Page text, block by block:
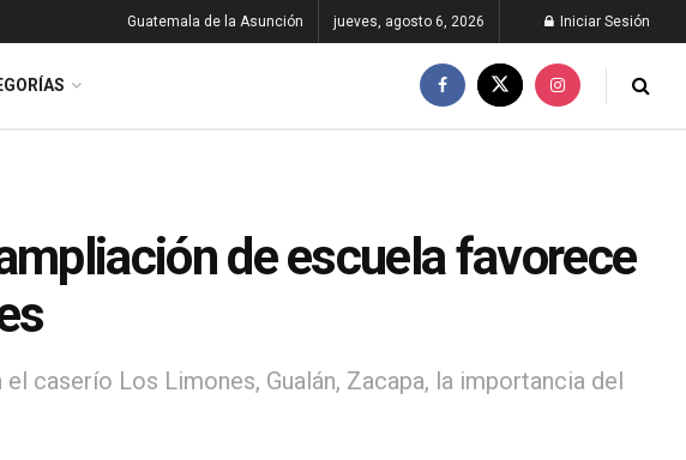
Guatemala de la Asunción jueves, agosto 6, 2026 Iniciar Sesión
de escuela favorece
caserío Los Limones, Gualán, Zacapa, la importancia del